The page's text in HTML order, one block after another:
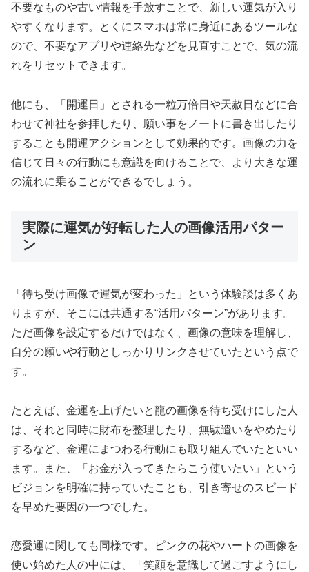
不要なものや古い情報を手放すことで、新しい運気が入り
やすくなります。とくにスマホは常に身近にあるツールな
ので、不要なアプリや連絡先などを見直すことで、気の流
れをリセットできます。
他にも、「開運日」とされる一粒万倍日や天赦日などに合
わせて神社を参拝したり、願い事をノートに書き出したり
することも開運アクションとして効果的です。画像の力を
信じて日々の行動にも意識を向けることで、より大きな運
の流れに乗ることができるでしょう。
実際に運気が好転した人の画像活用パター
ン
「待ち受け画像で運気が変わった」という体験談は多くあ
りますが、そこには共通する“活用パターン”があります。
ただ画像を設定するだけではなく、画像の意味を理解し、
自分の願いや行動としっかりリンクさせていたという点で
す。
たとえば、金運を上げたいと龍の画像を待ち受けにした人
は、それと同時に財布を整理したり、無駄遣いをやめたり
するなど、金運にまつわる行動にも取り組んでいたといい
ます。また、「お金が入ってきたらこう使いたい」という
ビジョンを明確に持っていたことも、引き寄せのスピード
を早めた要因の一つでした。
恋愛運に関しても同様です。ピンクの花やハートの画像を
使い始めた人の中には、「笑顔を意識して過ごすようにし